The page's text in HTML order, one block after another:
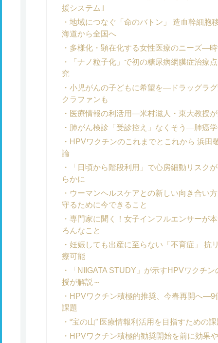
援システム｣
地域につなぐ「命のバトン」 造血幹細胞
海道から全国へ
多様化・顕在化する女性医療のニーズ―
「ナノ粒子化」で初の糖尿病網膜症治療
究
小児がんの子どもに希望を―ドラッグラ
クラファンも
医療情報の利活用―米村滋人・東大教授
肺がん検診「受診控え」なくそう―肺癌
HPVワクチンのこれまでとこれから 浜田
論
「日頃から階段利用」で心房細動リスク
らかに
ウーマンヘルスケアとの新しい向き合い
守るために今できること
専門家に聞く！女子インフルエンサーが
ろんなこと
妊娠しても出産に至らない「不育症」 抗
療可能
「NIIGATA STUDY」が示すHPVワクチ
授が解説～
HPVワクチン積極的推奨、今春再開へ―9
課題
“宝の山” 医療情報利活用を目指すための
HPVワクチン積極的勧奨開始を前に効果